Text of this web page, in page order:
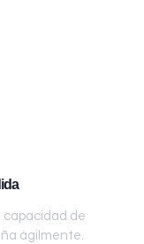
capacidad de
ágilmente.